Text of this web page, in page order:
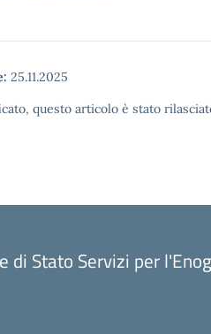
25.11.2025
questo articolo è stato
di Stato Servizi per